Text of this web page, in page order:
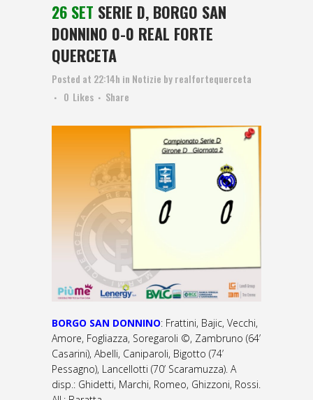
26 SET SERIE D, BORGO SAN
DONNINO 0-0 REAL FORTE
QUERCETA
Posted at 22:14h in Notizie byrealfortequerceta
0 Likes Share
BORGO SAN DONNINO: Frattini, Bajic, Vecchi,
Amore, Fogliazza, Soregaroli ©, Zambruno (64’
Casarini), Abelli, Caniparoli, Bigotto (74’
Pessagno), Lancellotti (70’ Scaramuzza). A
disp.: Ghidetti, Marchi, Romeo, Ghizzoni, Rossi.